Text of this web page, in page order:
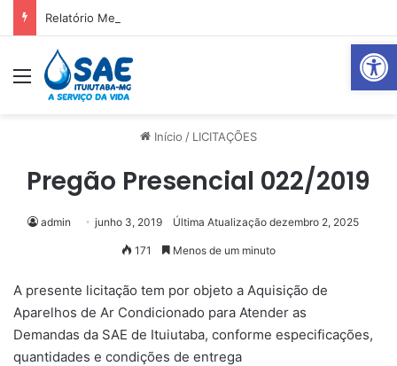
Abrir
Relatório Mensal Janeiro – Qualidade da Água Tratada
Menu
Início / LICITAÇÕES
Pregão Presencial 022/2019
admin junho 3, 2019 Última Atualização dezembro 2, 2025
171 Menos de um minuto
A presente licitação tem por objeto a Aquisição de
Aparelhos de Ar Condicionado para Atender as
Demandas da SAE de Ituiutaba, conforme especificações,
quantidades e condições de entrega